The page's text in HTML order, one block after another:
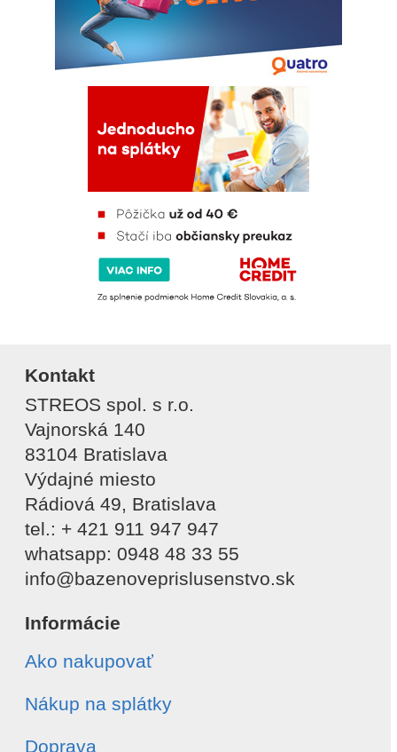
Kontakt
STREOS spol. s r.o.
Vajnorská 140
83104 Bratislava
Výdajné miesto
Rádiová 49, Bratislava
tel.: + 421 911 947 947
whatsapp: 0948 48 33 55
info@bazenoveprislusenstvo.sk
Informácie
Ako nakupovať
Nákup na splátky
Doprava